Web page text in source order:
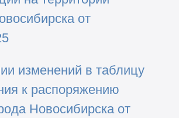
от
изменений в таблицу
к распоряжению
Новосибирска от